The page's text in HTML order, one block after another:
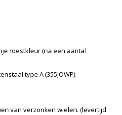
roestkleur (na een aantal
type A (355JOWP).
van verzonken wielen. (levertijd